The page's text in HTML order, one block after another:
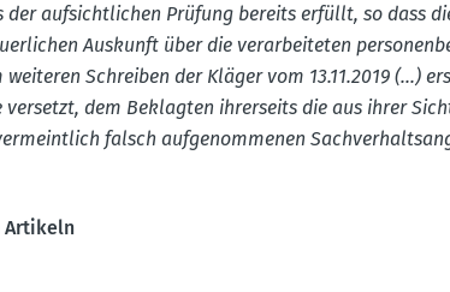
der aufsicht­lichen Prüfung bereits erfüllt, so dass
Auskunft über die verar­bei­teten
weiteren Schreiben der Kläger vom 13.11.2019 (...)
versetzt, dem Beklagten ihrer­seits die aus ihrer
falsch aufge­nom­menen
Artikeln